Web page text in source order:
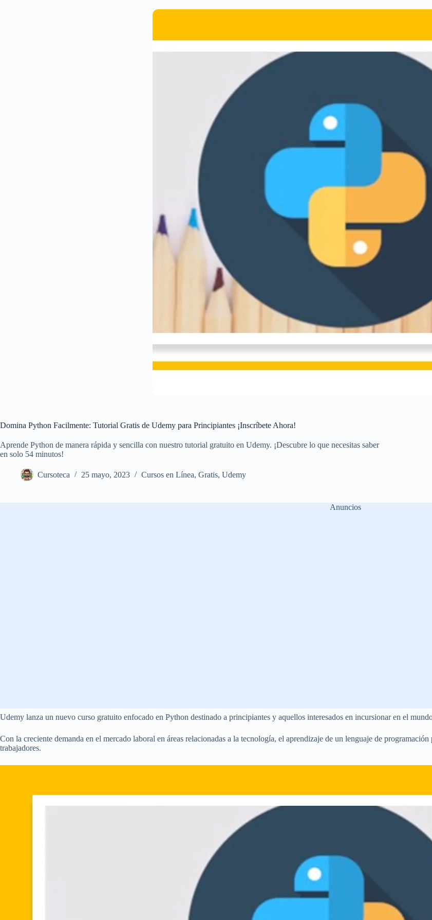
Domina Python Facilmente: Tutorial Gratis de Udemy para Principiantes ¡Inscríbete Ahora!
Aprende Python de manera rápida y sencilla con nuestro tutorial gratuito en Udemy. ¡Descubre lo que necesitas saber
en solo 54 minutos!
Cursoteca 25 mayo, 2023 Cursos en Línea, Gratis, Udemy
Anuncios
Udemy lanza un nuevo curso gratuito enfocado en Python destinado a principiantes y aquellos interesados en incursionar en el
Con la creciente demanda en el mercado laboral en áreas relacionadas a la tecnología, el aprendizaje de un lenguaje de
trabajadores.